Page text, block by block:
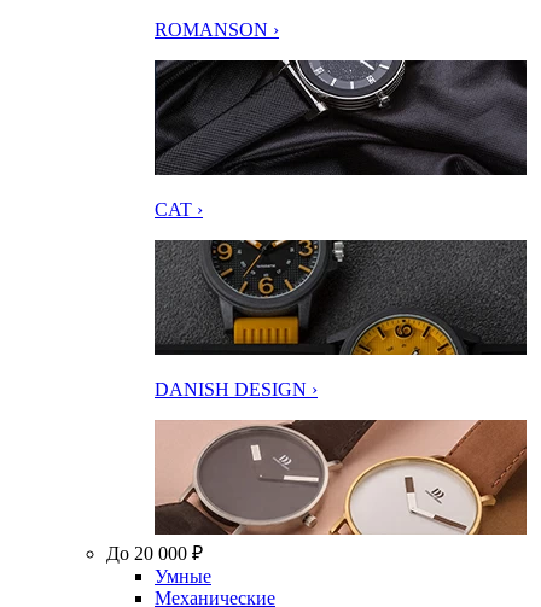
ROMANSON ›
CAT ›
DANISH DESIGN ›
До 20 000 ₽
Умные
Механические